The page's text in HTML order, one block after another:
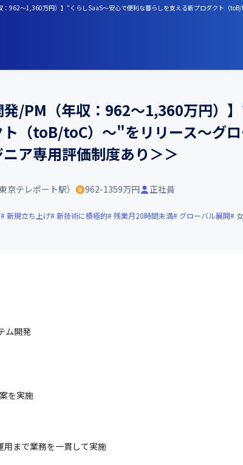
962〜1,360万円）】“くらしSaaS～安心で便利な暮らしを支える新プロダクト（
発/PM（年収：962〜1,360万円）
ト（toB/toC）～"をリリース〜グ
ア専用評価制度あり＞＞
京テレポート駅） 962-1359万円 正社員
新規立ち上げ 新技術に積極的 残業月20時間未満 グローバル展開
ム開発
を実施
用まで業務を一貫して実施